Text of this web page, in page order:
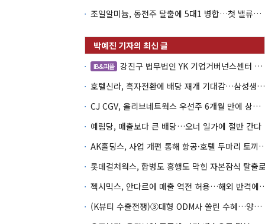
조일알미늄, 동전주 탈출에 5대1 병합…첫 밸류업 성패는 본업
IB&피플
강진구 법무법인 YK 기업거버넌스센터 센터장
호텔신라, 흑자전환에 배당 재개 기대감…삼성생명도 웃을까
CJ CGV, 올리브네트웍스 우선주 6개월 만에 상환…왜?
예림당, 매출보다 큰 배당…오너 일가에 절반 간다
AK홀딩스, 사업 개편 통해
롯데컬처웍스, 합병도 흥행도 막힌 자본잠식 탈출
젝시믹스, 안다르에 매
(K뷰티 수출전쟁)③대형 ODM사 쏠린 수혜…양극화 심화 우려